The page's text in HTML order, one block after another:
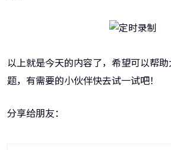
以上就是今天的内容了，希望可以帮
题，有需要的小伙伴快去试一试吧！
分享给朋友：